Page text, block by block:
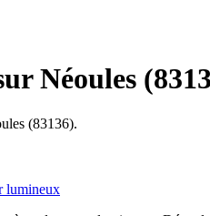
Néoules
(83136).